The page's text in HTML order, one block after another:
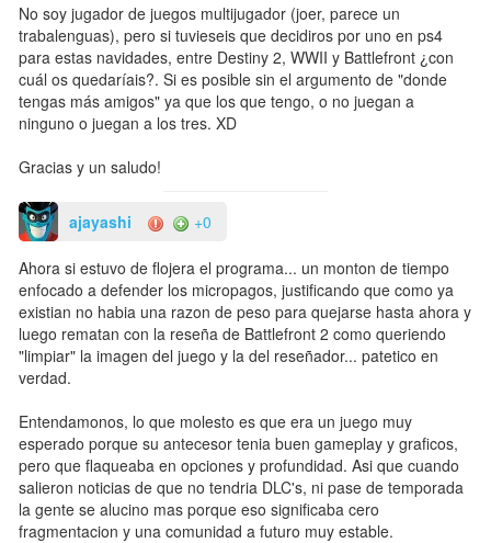
No soy jugador de juegos multijugador (joer, parece un
trabalenguas), pero si tuvieseis que decidiros por uno en ps4
para estas navidades, entre Destiny 2, WWII y Battlefront ¿con
cuál os quedaríais?. Si es posible sin el argumento de "donde
tengas más amigos" ya que los que tengo, o no juegan a
ninguno o juegan a los tres. XD
Gracias y un saludo!
ajayashi +0
Ahora si estuvo de flojera el programa... un monton de tiempo
enfocado a defender los micropagos, justificando que como ya
existian no habia una razon de peso para quejarse hasta ahora y
luego rematan con la reseña de Battlefront 2 como queriendo
"limpiar" la imagen del juego y la del reseñador... patetico en
verdad.
Entendamonos, lo que molesto es que era un juego muy
esperado porque su antecesor tenia buen gameplay y graficos,
pero que flaqueaba en opciones y profundidad. Asi que cuando
salieron noticias de que no tendria DLC's, ni pase de temporada
la gente se alucino mas porque eso significaba cero
fragmentacion y una comunidad a futuro muy estable.